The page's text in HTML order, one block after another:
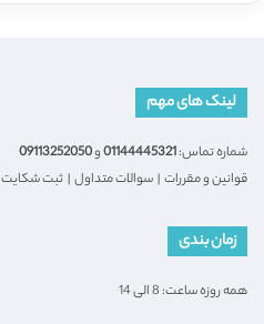
لینک های مهم
شماره تماس:01144445321و09113252050
قوانین و مقررات | سوالات متداول | ثبت شکایت
زمان بندی
همه روزه ساعت: 8 الی 14